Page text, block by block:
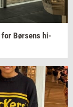
for Bør­sens hi­